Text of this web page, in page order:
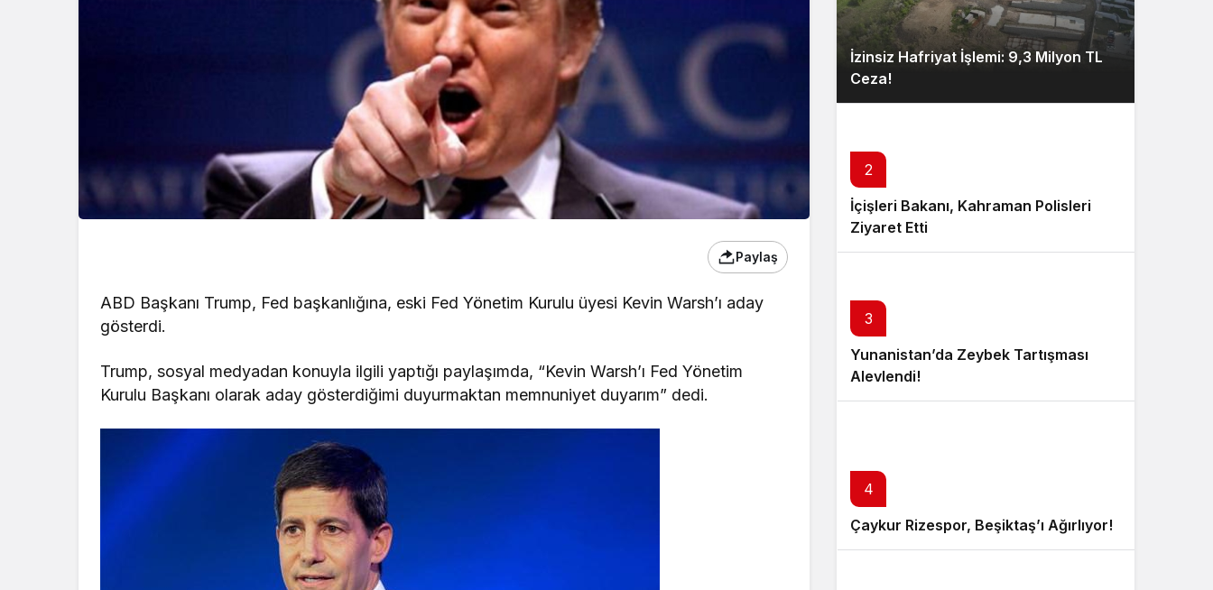
Paylaş
ABD Başkanı Trump, Fed başkanlığına, eski Fed Yönetim Kurulu üyesi Kevin Warsh’ı aday
gösterdi.
Trump, sosyal medyadan konuyla ilgili yaptığı paylaşımda, “Kevin Warsh’ı Fed Yönetim
Kurulu Başkanı olarak aday gösterdiğimi duyurmaktan memnuniyet duyarım” dedi.
İzinsiz Hafriyat İşlemi: 9,3 Milyon TL
Ceza!
2
İçişleri Bakanı, Kahraman Polisleri
Ziyaret Etti
3
Yunanistan’da Zeybek Tartışması
Alevlendi!
4
Çaykur Rizespor, Beşiktaş’ı Ağırlıyor!